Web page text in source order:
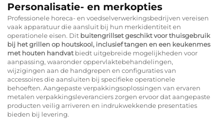
Personalisatie- en merkopties
Professionele horeca- en voedselverwerkingsbedrijven vereisen
vaak apparatuur die aansluit bij hun merkidentiteit en
operationele eisen. Dit buitengrillset geschikt voor thuisgebruik
bij het grillen op houtskool, inclusief tangen en een keukenmes
met houten handvat biedt uitgebreide mogelijkheden voor
aanpassing, waaronder oppervlaktebehandelingen,
wijzigingen aan de handgrepen en configuraties van
accessoires die aansluiten bij specifieke operationele
behoeften. Aangepaste verpakkingsoplossingen van ervaren
metalen verpakkingsleveranciers zorgen ervoor dat aangepaste
producten veilig arriveren en indrukwekkende presentaties
bieden bij levering.